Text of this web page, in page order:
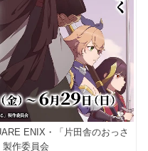
ENIX・「片田舎のおっさ
製作委員会